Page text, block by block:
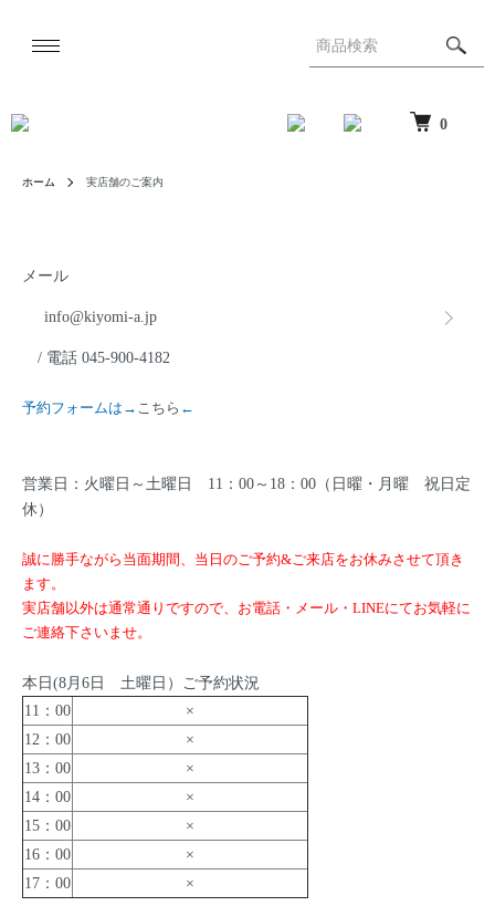
0
ホーム 実店舗のご案内
メール
info@kiyomi-a.jp
/ 電話 045-900-4182
予約フォームは→ こちら ←
営業日：火曜日～土曜日 11：00～18：00（日曜・月曜 祝日定
休）
誠に勝手ながら当面期間、当日のご予約&ご来店をお休みさせて頂き
ます。
実店舗以外は通常通りですので、お電話・メール・LINEにてお気軽に
ご連絡下さいませ。
本日(8月6日 土曜日）ご予約状況
11：00
×
12：00
×
13：00
×
14：00
×
15：00
×
16：00
×
17：00
×